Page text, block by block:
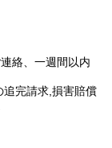
絡、一週間以内
追完請求,損害賠償